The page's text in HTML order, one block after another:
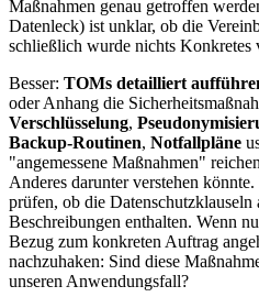
Maßnahmen genau getroffen
Datenleck) ist unklar, ob die
schließlich wurde nichts Konkretes
Besser: TOMs detailliert
oder Anhang die
Verschlüsselung,
Backup-Routinen, Notfallpläne
"angemessene Maßnahmen"
Anderes darunter verstehen
prüfen, ob die
Beschreibungen enthalten. Wenn
Bezug zum konkreten Auftrag
nachzuhaken: Sind diese
unseren Anwendungsfall?